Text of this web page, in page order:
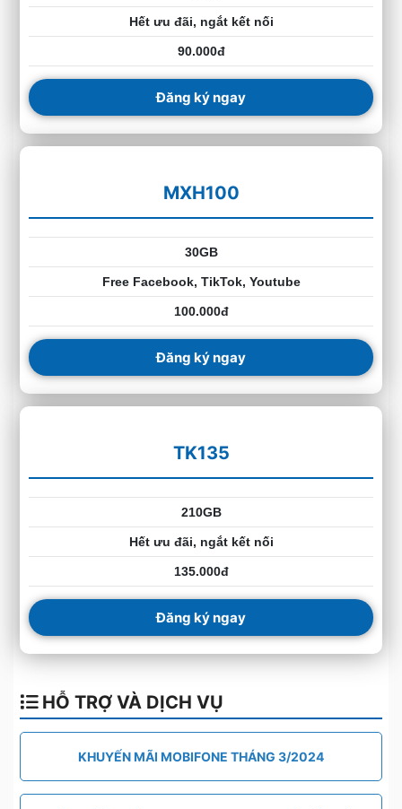
Hết ưu đãi, ngắt kết nối
90.000đ
Đăng ký ngay
MXH100
30GB
Free Facebook, TikTok, Youtube
100.000đ
Đăng ký ngay
TK135
210GB
Hết ưu đãi, ngắt kết nối
135.000đ
Đăng ký ngay
HỖ TRỢ VÀ DỊCH VỤ
KHUYẾN MÃI MOBIFONE THÁNG 3/2024